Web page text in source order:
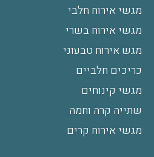
מגשי אירוח חלבי
מגשי אירוח בשרי
מגש אירוח טבעוני
כריכים חלביים
מגשי קינוחים
שתייה קרה וחמה
מגשי אירוח קרים